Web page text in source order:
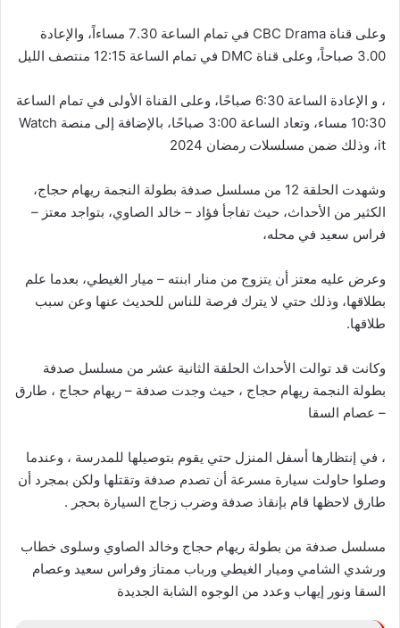
وعلى قناة CBC Drama
في تمام الساعة 7.30 مساءاً، والإعادة
3.00 صباحاً، وعلى قناة
DMC في تمام الساعة 12:15 منتصف الليل
، و الإعادة الساعة 6:30 صباحًا، وعلى القناة الأولى في تمام الساعة
10:30 مساء، وتعاد الساعة 3:00 صباحًا، بالإضافة إلى منصة
Watch
it، وذلك ضمن مسلسلات رمضان 2024
وشهدت الحلقة 12 من مسلسل صدفة بطولة النجمة ريهام حجاج،
الكثير من الأحداث، حيث تفاجأ فؤاد – خالد الصاوي، بتواجد معتز –
فراس سعيد في محله،
وعرض عليه معتز أن يتزوج من منار ابنته – ميار الغيطي، بعدما علم
بطلاقها، وذلك حتي لا يترك فرصة للناس للحديث عنها وعن سبب
طلاقها.
وكانت قد توالت الأحداث الحلقة الثانية عشر من مسلسل صدفة
بطولة النجمة ريهام حجاج ، حيث وجدت صدفة – ريهام حجاج ، طارق
– عصام السقا
، في إنتظارها أسفل المنزل حتي يقوم بتوصيلها للمدرسة ، وعندما
وصلوا حاولت سيارة مسرعة أن تصدم صدفة وتقتلها ولكن بمجرد أن
طارق لاحظها قام بإنقاذ صدفة وضرب زجاج السيارة بحجر .
مسلسل صدفة من بطولة ريهام حجاج وخالد الصاوي وسلوى خطاب
ورشدي الشامي وميار الغيطي ورباب ممتاز وفراس سعيد وعصام
السقا ونور إيهاب وعدد من الوجوه الشابة الجديدة